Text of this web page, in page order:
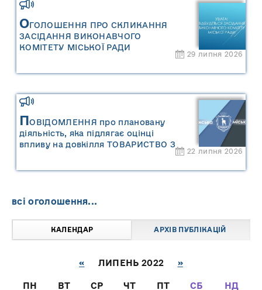
міської територіальної громади»
ОГОЛОШЕННЯ ПРО СКЛИКАННЯ
ЗАСІДАННЯ ВИКОНАВЧОГО
КОМІТЕТУ МІСЬКОЇ РАДИ
29 липня 2026
ПОВІДОМЛЕННЯ про плановану
діяльність, яка підлягає оцінці
впливу на довкілля ТОВАРИСТВО З
22 липня 2026
всі оголошення...
КАЛЕНДАР АРХІВ ПУБЛІКАЦІЙ
« ЛИПЕНЬ 2022 »
ПН ВТ СР ЧТ ПТ СБ
НД